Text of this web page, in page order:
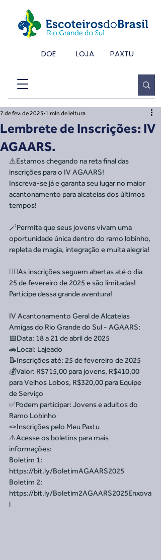
DOE LOJA PAXTU
Lembrete de Inscrições: IV
AGAARS.
7 de fev. de 2025 1 min de leitura
⚠️Estamos chegando na reta final das
inscrições para o IV AGAARS!
Inscreva-se já e garanta seu lugar no maior
acantonamento para alcateias dos últimos
tempos!
🪄Permita que seus jovens vivam uma
oportunidade única dentro do ramo lobinho,
repleta de magia, integração e muita alegria!
👉🏻As inscrições seguem abertas até o dia
25 de fevereiro de 2025 e são limitadas!
Participe dessa grande aventura!
IV Acantonamento Geral de Alcateias
Amigas do Rio Grande do Sul - AGAARS:
📅Data: 18 a 21 de abril de 2025
🚗Local: Lajeado
📝Inscrições até: 25 de fevereiro de 2025
💰Valor: R$715,00 para jovens, R$410,00
para Velhos Lobos, R$320,00 para Equipe
de Serviço
✅Podem participar: Jovens e adultos do
Ramo Lobinho
🪢Inscrições pelo Meu Paxtu
⚠️Acesse os boletins para mais
informações:
Boletim 1:
https://bit.ly/BoletimAGAARS2025
Boletim 2:
https://bit.ly/Boletim2AGAARS2025Enxova
l